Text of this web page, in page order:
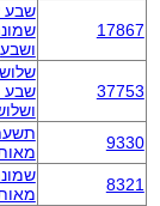
17867
שבע
ושבע
37753
שבע
9330
8321